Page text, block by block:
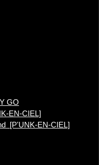
GO
EN-CIEL]
[P'UNK-EN-CIEL]